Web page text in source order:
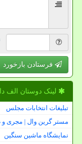
=
فرستادن بازخورد
لینک دوستان الف
تبلیغات انتخابات مجلس
مستر گرین وال | مجری و
نمایشگاه ماشین سنگین